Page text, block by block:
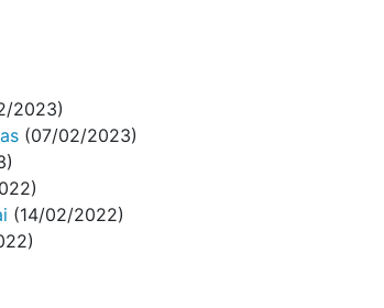
2023)
(07/02/2023)
(14/02/2022)